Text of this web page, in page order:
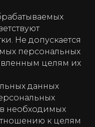
Не допускается
персональных
целям их
данных
в необходимых
к целям